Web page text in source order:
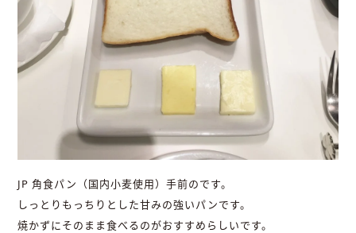
JP 角食パン（国内小麦使用）手前のです。
しっとりもっちりとした甘みの強いパンです。
焼かずにそのまま食べるのがおすすめらしいです。